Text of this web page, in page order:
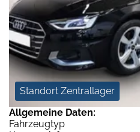
Standort Zentrallager
Allgemeine Daten:
Fahrzeugtyp